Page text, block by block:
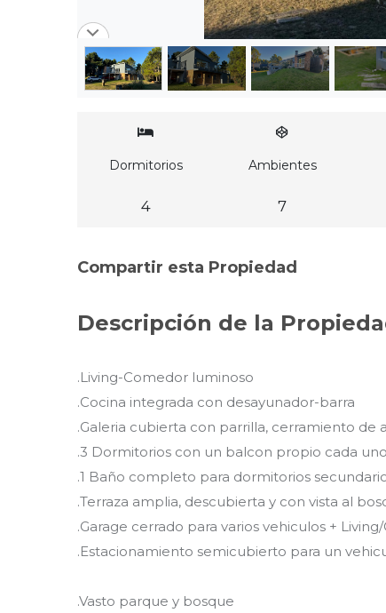
Dormitorios
4
Ambientes
7
Compartir esta Propiedad
Descripción de la
.Living-Comedor luminoso
.Cocina integrada con desayunador-barra
.Galeria cubierta con parrilla, cerramiento de
.3 Dormitorios con un balcon propio cada
.1 Baño completo para dormitorios
.Terraza amplia, descubierta y con vista al
.Garage cerrado para varios vehiculos +
.Estacionamiento semicubierto para un
.Vasto parque y bosque